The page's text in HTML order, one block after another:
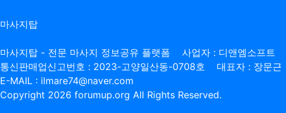
마사지탑
마사지탑 - 전문 마사지 정보공유 플랫폼
사업자 : 디앤엠소프트
통신판매업신고번호 : 2023-고양일산동-0708호
대표자 : 장문근
E-MAIL : ilmare74@naver.com
Copyright 2026 forumup.org All Rights Reserved.